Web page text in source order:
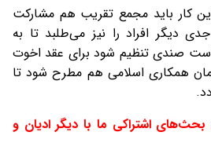
کار باید مجمع تقریب هم مشارکت
دیگر افراد را نیز می‌طلبد تا به
است صندی تنظیم شود برای عقد اخوت
همکاری اسلامی هم مطرح شود تا
اشتراکی ما با دیگر ادیان و